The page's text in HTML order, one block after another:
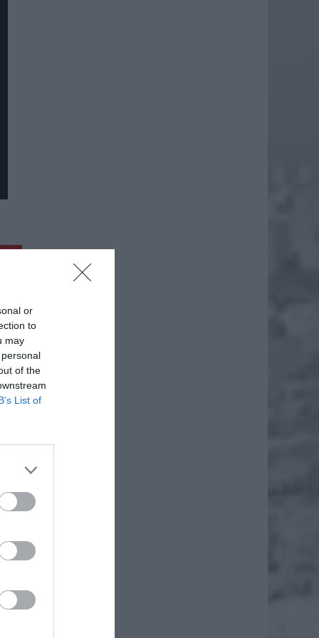
or
to
may
of the
List of